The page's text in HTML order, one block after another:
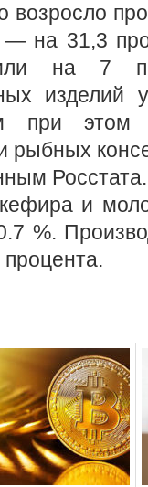
возросло
— на 31,3
на 7
изделий
при этом
рыбных
и
%.